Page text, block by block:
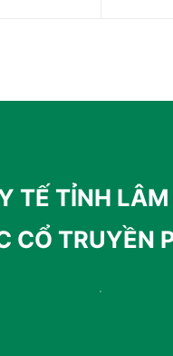
TẾ TỈNH
CỔ TRUYỀN